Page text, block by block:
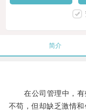
简介
在公司管理中，有
不苟，但却缺乏激情